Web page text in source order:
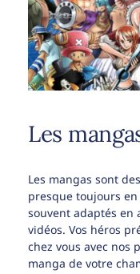
Les
Les mangas sont
presque toujours
souvent adaptés en
vidéos. Vos héros
chez vous avec nos
manga de votre